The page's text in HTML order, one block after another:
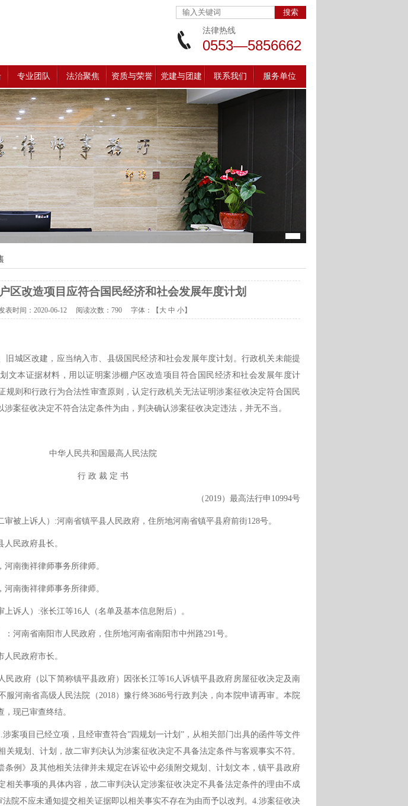
法律热线
0553—5856662
专业团队 法治聚焦 资质与荣誉 党建与团建 联系我们 服务单位
区改造项目应符合国民经济和社会发展年度计划
表时间： 2020-06-12阅读次数： 790 字体：【 大 中 小】
旧城区改建，应当纳入市、县级国民经济和社会发展年度计划。行政机关未能提
文本证据材料，用以证明案涉棚户区改造项目符合国民经济和社会发展年度计
规则和行政行为合法性审查原则，认定行政机关无法证明涉案征收决定符合国民
案征收决定不符合法定条件为由，判决确认涉案征收决定违法，并无不当。
中华人民共和国最高人民法院
行 政 裁 定 书
（2019）最高法行申10994号
被上诉人） :河南省镇平县人民政府，住所地河南省镇平县府前街128号。
民政府县长。
南衡祥律师事务所律师。
南衡祥律师事务所律师。
诉人） :张长江等16人（名单及基本信息附后）。
：河南省南阳市人民政府，住所地河南省南阳市中州路291号。
民政府市长。
民政府（以下简称镇平县政府）因张长江等16人诉镇平县政府房屋征收决定及南
服河南省高级人民法院（2018）豫行终3686号行政判决，向本院申请再审。本院
现已审查终结。
涉案项目已经立项，且经审查符合”四规划一计划”，从相关部门出具的函件等文件
关规划、计划，故二审判决认为涉案征收决定不具备法定条件与客观事实不符。
条例》及其他相关法律并未规定在诉讼中必须附交规划、计划文本，镇平县政府
相关事项的具体内容，故二审判决认定涉案征收决定不具备法定条件的理由不成
院不应未通知提交相关证据即以相关事实不存在为由而予以改判。4.涉案征收决